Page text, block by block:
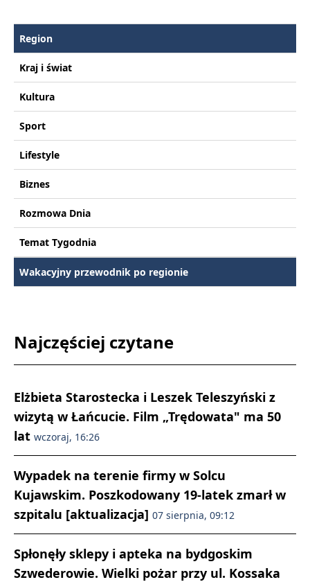
Region
Kraj i świat
Kultura
Sport
Lifestyle
Biznes
Rozmowa Dnia
Temat Tygodnia
Wakacyjny przewodnik po regionie
Najczęściej czytane
Elżbieta Starostecka i Leszek Teleszyński z
wizytą w Łańcucie. Film „Trędowata" ma 50
lat wczoraj, 16:26
Wypadek na terenie firmy w Solcu
Kujawskim. Poszkodowany 19-latek zmarł w
szpitalu [aktualizacja] 07 sierpnia, 09:12
Spłonęły sklepy i apteka na bydgoskim
Szwederowie. Wielki pożar przy ul. Kossaka